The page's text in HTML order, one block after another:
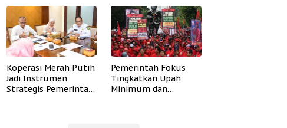
Koperasi Merah Putih
Jadi Instrumen
Strategis Pemerintah
Pemerintah Fokus
Tingkatkan Upah
Minimum dan